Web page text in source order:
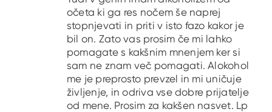
očeta ki ga res nočem še naprej
stopnjevati in priti v isto fazo kakor je
bil on. Zato vas prosim če mi lahko
pomagate s kakšnim mnenjem ker si
sam ne znam več pomagati. Alokohol
me je preprosto prevzel in mi uničuje
življenje, in odriva vse dobre prijatelje
od mene. Prosim za kakšen nasvet. Lp